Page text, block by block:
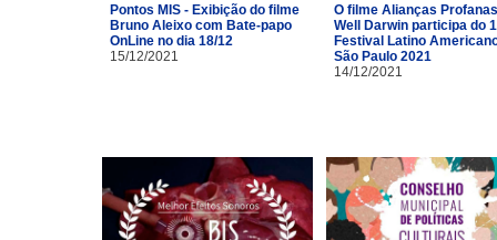
Pontos MIS - Exibição do filme
Bruno Aleixo com Bate-papo
OnLine no dia 18/12
15/12/2021
O filme Alianças
Well Darwin participa do
Festival Latino
São Paulo 2021
14/12/2021